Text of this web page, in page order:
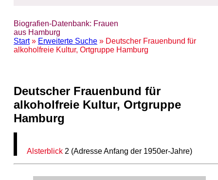
Biografien-Datenbank: Frauen
aus Hamburg
Start» Erweiterte Suche » Deutscher Frauenbund für
alkoholfreie Kultur, Ortgruppe Hamburg
Deutscher Frauenbund für
alkoholfreie Kultur, Ortgruppe
Hamburg
Alsterblick 2 (Adresse Anfang der 1950er-Jahre)